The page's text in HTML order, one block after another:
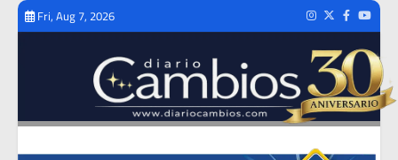
Skip
Fri, Aug 7, 2026 Instagram
TwitterFacebook